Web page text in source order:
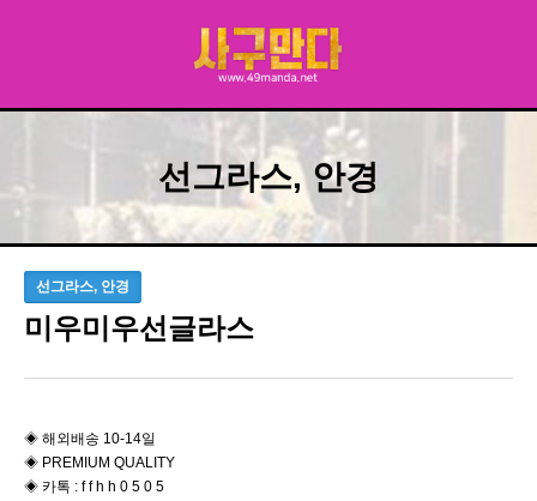
선그라스, 안경
선그라스, 안경
미우미우선글라스
◈ 해외배송 10-14일
◈ PREMIUM QUALITY
◈ 카톡 : f f h h 0 5 0 5